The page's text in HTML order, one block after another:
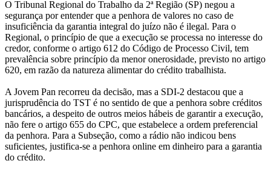
O Tribunal Regional do Trabalho da 2ª Região (SP) negou a
segurança por entender que a penhora de valores no caso de
insuficiência da garantia integral do juízo não é ilegal. Para o
Regional, o princípio de que a execução se processa no interesse do
credor, conforme o artigo 612 do Código de Processo Civil, tem
prevalência sobre princípio da menor onerosidade, previsto no artigo
620, em razão da natureza alimentar do crédito trabalhista.
A Jovem Pan recorreu da decisão, mas a SDI-2 destacou que a
jurisprudência do TST é no sentido de que a penhora sobre créditos
bancários, a despeito de outros meios hábeis de garantir a execução,
não fere o artigo 655 do CPC, que estabelece a ordem preferencial
da penhora. Para a Subseção, como a rádio não indicou bens
suficientes, justifica-se a penhora online em dinheiro para a garantia
do crédito.